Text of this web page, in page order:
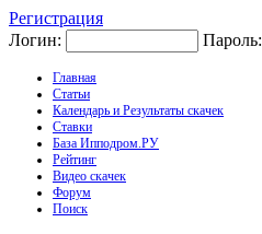
Регистрация
Логин:
Пароль:
Главная
Статьи
Календарь и Результаты скачек
Ставки
База Ипподром.РУ
Рейтинг
Видео скачек
Форум
Поиск